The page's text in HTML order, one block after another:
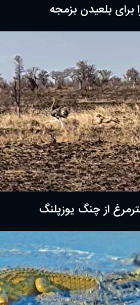
برای بلعیدن بزمجه
از چنگ یوزپلنگ